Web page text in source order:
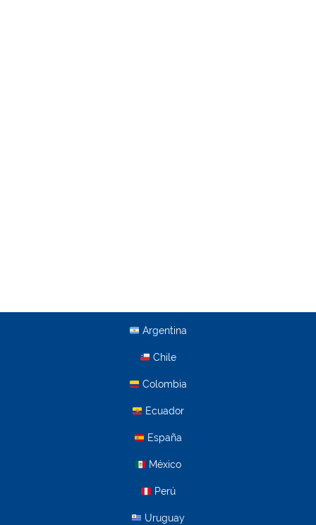
Argentina
Chile
Colombia
Ecuador
España
México
Perú
Uruguay